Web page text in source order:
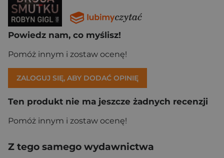
Powiedz nam, co myślisz!
Pomóż innym i zostaw ocenę!
ZALOGUJ SIĘ, ABY DODAĆ OPINIĘ
Ten produkt nie ma jeszcze żadnych recenzji
Pomóż innym i zostaw ocenę!
Z tego samego wydawnictwa